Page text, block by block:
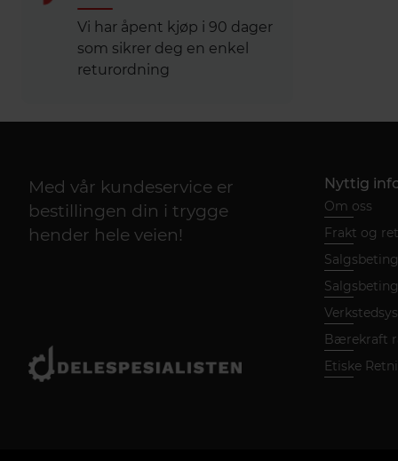
Vi har åpent kjøp i 90 dager
som sikrer deg en enkel
returordning
Med vår kundeservice er
bestillingen din i trygge
hender hele veien!
Nyttig
Om oss
Frakt og
Bærekraft
Etiske